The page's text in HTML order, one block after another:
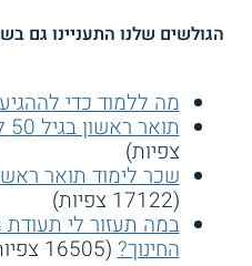
הגולשים שלנו התעניינו גם
מה ללמוד כדי
תואר ראשון בגיל 50 ללא תעודת בגרות
צפיות)
שכר לימוד תואר
(17122 צפיות)
במה תעזור לי
החינוך? (16505 צפיות)